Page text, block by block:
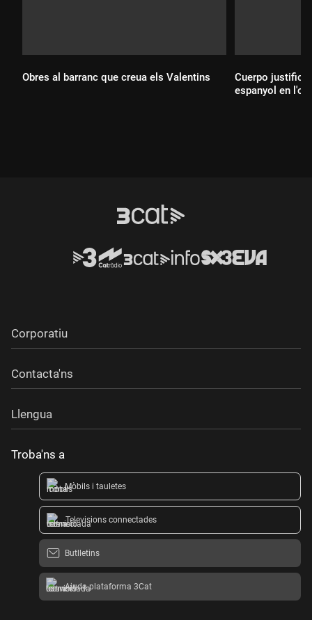
Obres al barranc que creua els Valentins
Cuerpo justifica
espanyol en
Corporatiu
Contacta'ns
Llengua
Troba'ns a
Mòbils i tauletes
Televisions connectades
Butlletins
Ajuda plataforma 3Cat